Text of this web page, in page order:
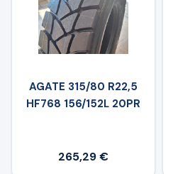
AGATE 315/80 R22,5
HF768 156/152L 20PR
265,29 €